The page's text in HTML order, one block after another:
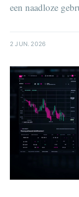
een naadloze
2 JUN. 2026